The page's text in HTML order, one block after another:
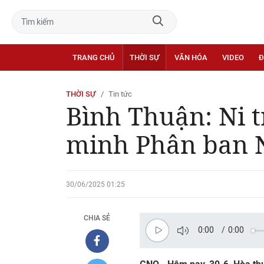
TRANG CHỦ THỜI SỰ VĂN HÓA VIDEO
THỜI SỰ Tin tức
Bình Thuận: Ni
minh Phân ban
30/06/2025 01:25
CHIA SẺ
0:00 / 0:00